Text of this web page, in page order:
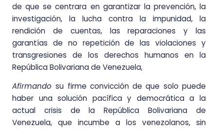
de que se centrara en garantizar la prevención, la
investigación, la lucha contra la impunidad, la
rendición de cuentas, las reparaciones y las
garantías de no repetición de las violaciones y
transgresiones de los derechos humanos en la
República Bolivariana de Venezuela,
Afirmandosu firme convicción de que solo puede
haber una solución pacífica y democrática a la
actual crisis de la República Bolivariana de
Venezuela, que incumbe a los venezolanos, sin